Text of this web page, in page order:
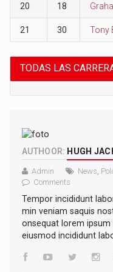
20 18
21 30 Tony
TODAS LAS
AUTHOOR: HUGH
Admin News
Comments
Tempor incididunt
min veniam saquis
onsequat lorem
eiusmod incididunt